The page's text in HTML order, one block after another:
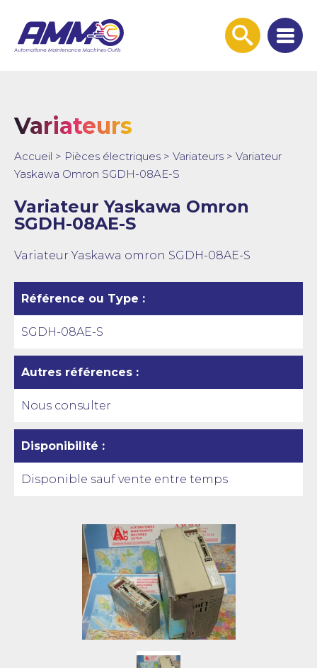
Afficher
la
Variateurs
Accueil > Pièces électriques > Variateurs > Variateur
Yaskawa Omron SGDH-08AE-S
Variateur Yaskawa Omron
SGDH-08AE-S
Variateur Yaskawa omron SGDH-08AE-S
Référence ou Type :
SGDH-08AE-S
Autres références :
Nous consulter
Disponibilité :
Disponible sauf vente entre temps